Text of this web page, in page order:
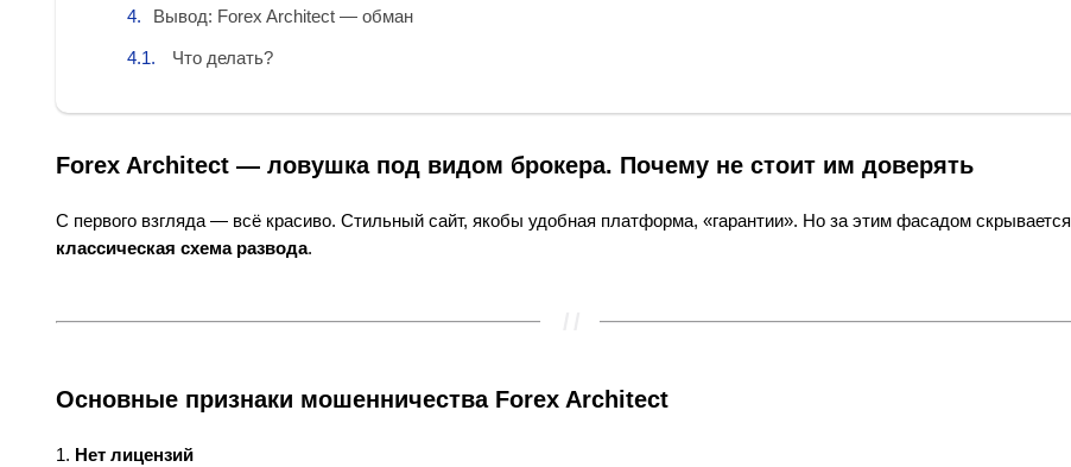
Вывод: Forex Architect — обман
Что делать?
Forex Architect — ловушка под видом брокера. Почему не стоит им доверять
С первого взгляда — всё красиво. Стильный сайт, якобы удобная платформа, «гарантии». Но за этим фасадом скрывается
классическая схема развода.
Основные признаки мошенничества Forex Architect
1. Нет лицензий